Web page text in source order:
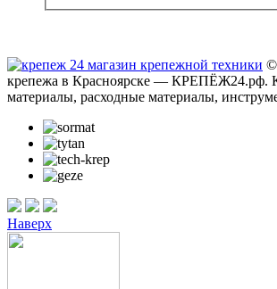
©
крепежа в Красноярске — КРЕПЁЖ24.рф.
материалы, расходные материалы,
Наверх